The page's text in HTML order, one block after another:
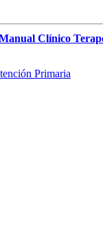
Clínico
Primaria